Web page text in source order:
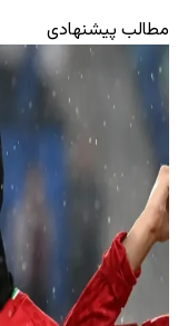
مطالب پیشنهادی